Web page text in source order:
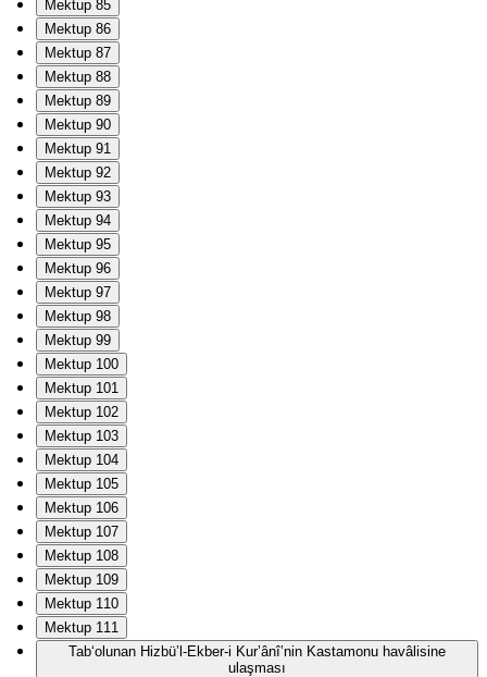
Mektup 85
Mektup 86
Mektup 87
Mektup 88
Mektup 89
Mektup 90
Mektup 91
Mektup 92
Mektup 93
Mektup 94
Mektup 95
Mektup 96
Mektup 97
Mektup 98
Mektup 99
Mektup 100
Mektup 101
Mektup 102
Mektup 103
Mektup 104
Mektup 105
Mektup 106
Mektup 107
Mektup 108
Mektup 109
Mektup 110
Mektup 111
Tab‘olunan Hizbü’l-Ekber-i Kur’ânî’nin Kastamonu havâlisine
ulaşması